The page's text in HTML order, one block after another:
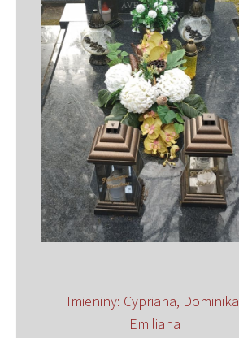
Imieniny: Cypriana, Dominika
Emiliana